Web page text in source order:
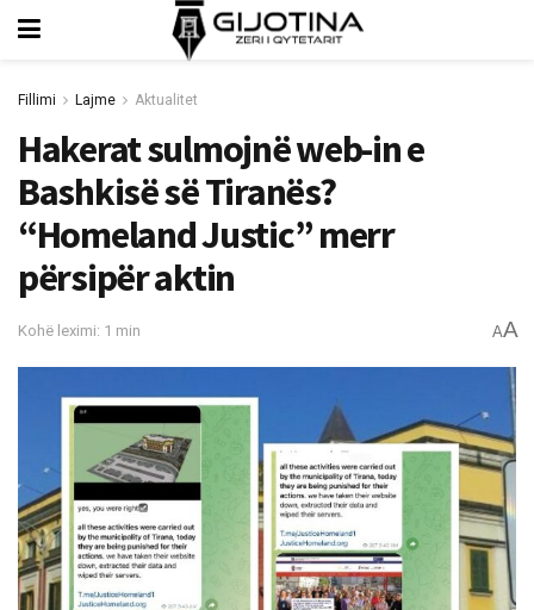
Fillimi Lajme Aktualitet
Hakerat sulmojnë web-in e
Bashkisë së Tiranës?
“Homeland Justic” merr
përsipër aktin
Kohë leximi: 1 min AA